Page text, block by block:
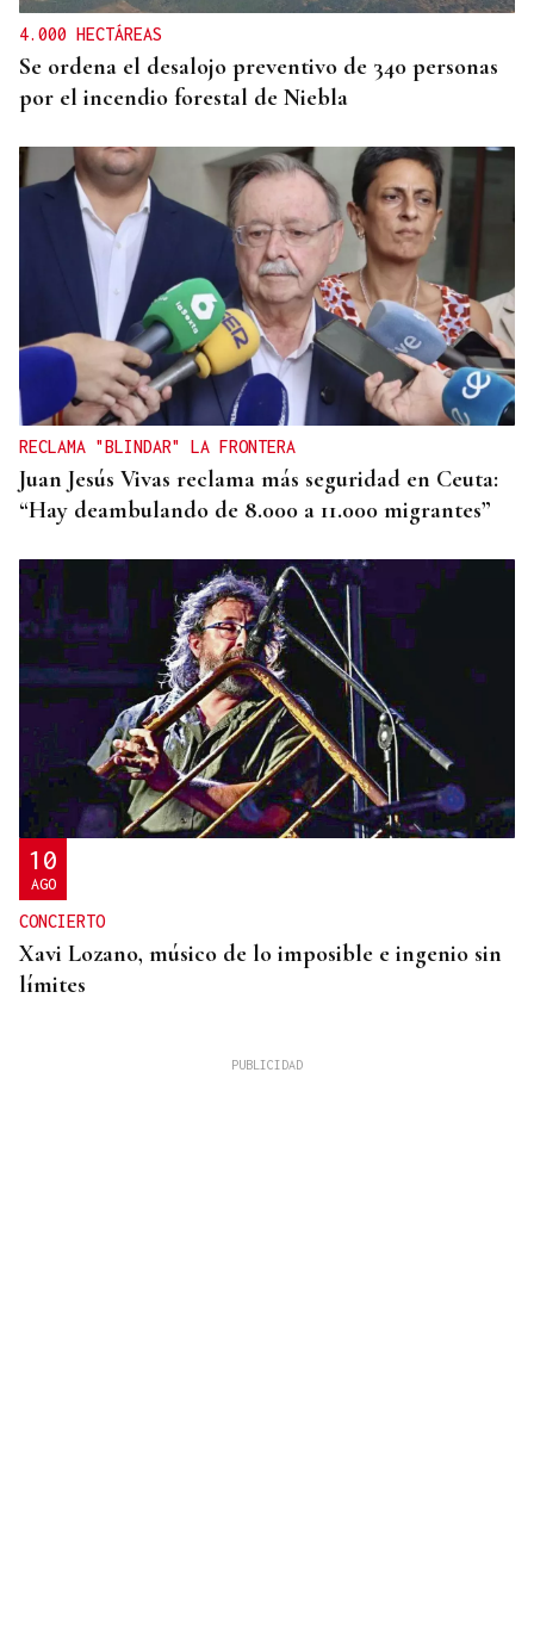
4.000 HECTÁREAS
Se ordena el desalojo preventivo de 340 personas
por el incendio forestal de Niebla
RECLAMA "BLINDAR" LA FRONTERA
Juan Jesús Vivas reclama más seguridad en Ceuta:
“Hay deambulando de 8.000 a 11.000 migrantes”
10
AGO
CONCIERTO
Xavi Lozano, músico de lo imposible e ingenio sin
límites